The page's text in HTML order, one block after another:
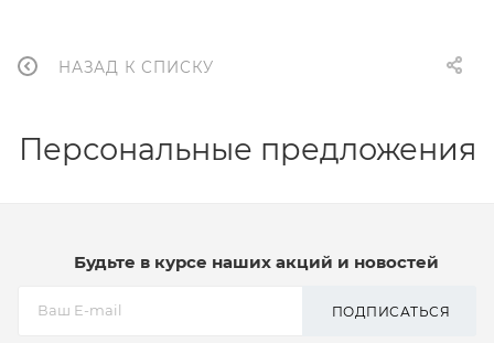
НАЗАД К СПИСКУ
Персональные предложения
Будьте в курсе наших акций и новостей
ПОДПИСАТЬСЯ